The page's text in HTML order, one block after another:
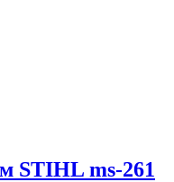
STIHL ms-261